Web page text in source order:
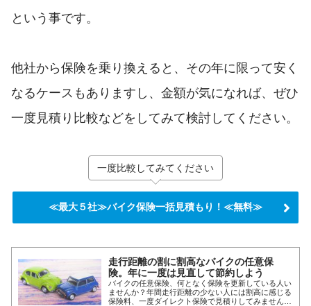
という事です。
他社から保険を乗り換えると、その年に限って安く
なるケースもありますし、金額が気になれば、ぜひ
一度見積り比較などをしてみて検討してください。
一度比較してみてください
≪最大５社≫バイク保険一括見積もり！≪無料≫
走行距離の割に割高なバイクの任意保
険。年に一度は見直して節約しよう
バイクの任意保険、何となく保険を更新している人い
ませんか？年間走行距離の少ない人には割高に感じる
保険料、一度ダイレクト保険で見積りしてみません